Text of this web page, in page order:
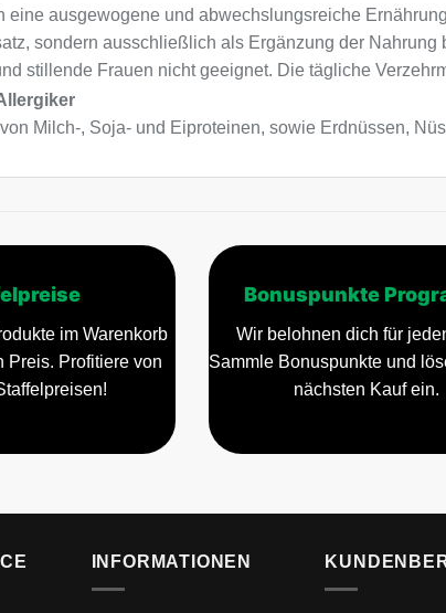
eine ausgewogene und abwechslungsreiche
sondern ausschließlich als Ergänzung der
stillende Frauen nicht geeignet. Die tägliche
Milch-, Soja- und Eiproteinen, sowie Erdnüssen,
im Warenkorb
Preis. Profitiere von
Bonuspunkte
Wir belohnen dich für
Sammle Bonuspunkte und
nächsten Kauf ein.
INFORMATIONEN